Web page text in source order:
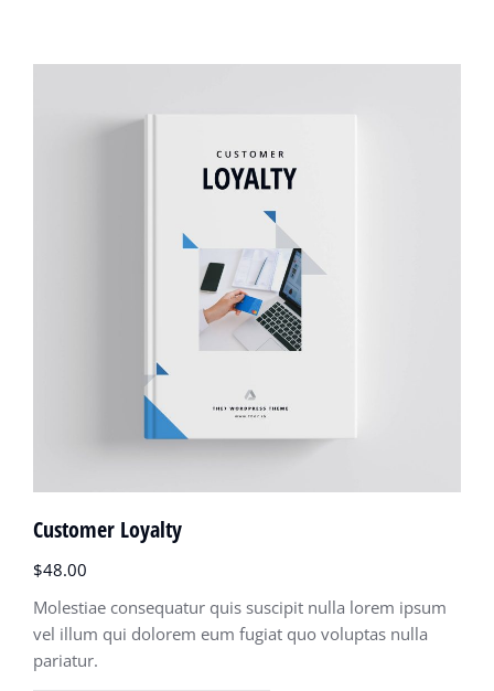
Customer Loyalty
$48.00
Molestiae consequatur quis suscipit nulla lorem ipsum
vel illum qui dolorem eum fugiat quo voluptas nulla
pariatur.